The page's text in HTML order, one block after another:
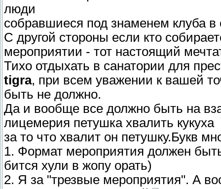
люди
собравшиеся под знаменем клуба
С другой стороны если кто
мероприятии - тот настоящий
Тихо отдыхать в санатории для
tigra, при всем уважении к вашей
быть не должно.
Да и вообще все должно быть на
лицемерия петушка хвалить кукуха
за то что хвалит он петушку.Букв
1. Формат мероприятия должен
бится хули в жопу орать)
2. Я за "трезвые мероприятия". А